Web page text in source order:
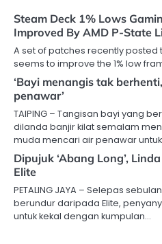
Steam Deck 1% Lows
Improved By AMD P-State
A set of patches recently posted
seems to improve the 1% low
‘Bayi menangis tak
penawar’
TAIPING – Tangisan bayi yang
dilanda banjir kilat semalam
muda mencari air penawar
Dipujuk ‘Abang Long’,
Elite
PETALING JAYA – Selepas
berundur daripada Elite,
untuk kekal dengan kumpulan…